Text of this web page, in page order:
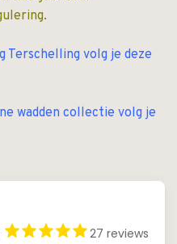
Terschelling volg je deze
wadden collectie volg je
starstarstarstarstar27 reviews